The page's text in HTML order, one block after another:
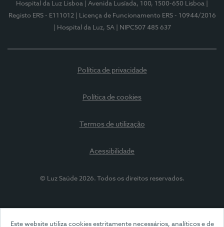
Este website utiliza cookies estritamente necessários, analíticos e de
Hospital da Luz Lisboa | Avenida Lusíada, 100, 1500-650 Lisboa
Registo ERS - E111012
| Licença de Funcionamento ERS - 10944/2016
| Hospital da Luz, SA
| NIPC507 485 637
Política de privacidade
Política de cookies
Termos de utilização
Acessibilidade
© Luz Saúde 2026. Todos os direitos reservados.